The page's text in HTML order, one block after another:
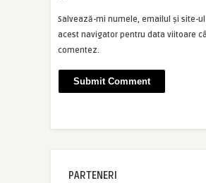
Salvează-mi numele, emailul și site-ul
acest navigator pentru data viitoare
comentez.
PARTENERI